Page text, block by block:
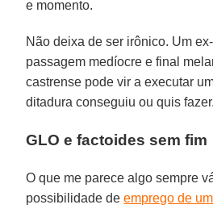
e momento.
Não deixa de ser irônico. Um
passagem medíocre e final
castrense pode vir a executar
ditadura conseguiu ou quis fazer.
GLO e factoides sem fim
O que me parece algo sempre
possibilidade deemprego de